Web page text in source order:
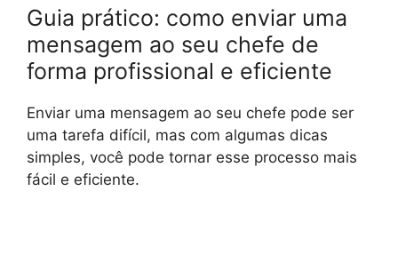
Guia prático: como enviar uma
mensagem ao seu chefe de
forma profissional e eficiente
Enviar uma mensagem ao seu chefe pode ser
uma tarefa difícil, mas com algumas dicas
simples, você pode tornar esse processo mais
fácil e eficiente.